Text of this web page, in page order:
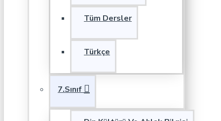
Tüm Dersler
Türkçe
7.Sınıf